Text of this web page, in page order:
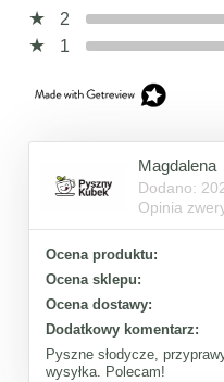
2
1
Magdalena
Dodano:
Opinia
Ocena produktu:
Ocena sklepu:
Ocena dostawy:
Dodatkowy komentarz:
Pyszne słodycze,
wysyłka. Polecam!